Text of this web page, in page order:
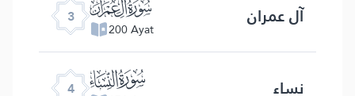
3
200 Ayat آل عمران
4 ﮐ نساء